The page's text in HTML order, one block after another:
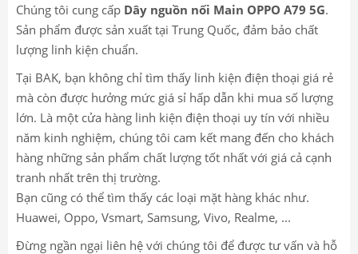
Chúng tôi cung cấp Dây nguồn nối Main OPPO A79 5G.
Sản phẩm được sản xuất tại Trung Quốc, đảm bảo chất
lượng linh kiện chuẩn.
Tại BAK, bạn không chỉ tìm thấy linh kiện điện thoại giá rẻ
mà còn được hưởng mức giá sỉ hấp dẫn khi mua số lượng
lớn. Là một cửa hàng linh kiện điện thoại uy tín với nhiều
năm kinh nghiệm, chúng tôi cam kết mang đến cho khách
hàng những sản phẩm chất lượng tốt nhất với giá cả cạnh
tranh nhất trên thị trường.
Bạn cũng có thể tìm thấy các loại mặt hàng khác như.
Huawei, Oppo, Vsmart, Samsung, Vivo, Realme, ...
Đừng ngần ngại liên hệ với chúng tôi để được tư vấn và hỗ